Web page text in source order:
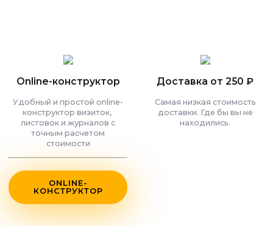
Online-конструктор
Удобный и простой online-
конструктор визиток,
листовок и журналов с
точным расчетом
стоимости
ONLINE-
КОНСТРУКТОР
Доставка от 250 ₽
Самая низкая стоимость
доставки. Где бы вы не
находились.